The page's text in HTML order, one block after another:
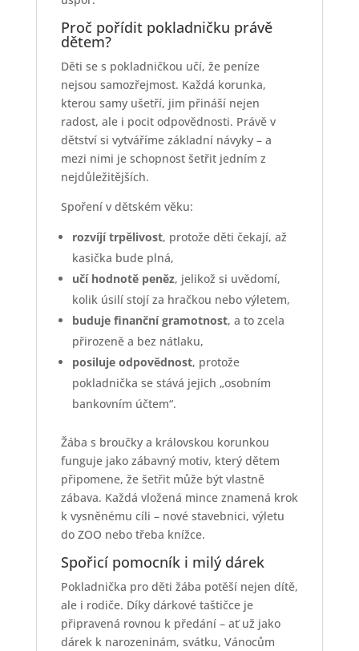
Proč pořídit pokladničku právě
dětem?
Děti se s pokladničkou učí, že peníze
nejsou samozřejmost. Každá korunka,
kterou samy ušetří, jim přináší nejen
radost, ale i pocit odpovědnosti. Právě v
dětství si vytváříme základní návyky – a
mezi nimi je schopnost šetřit jedním z
nejdůležitějších.
Spoření v dětském věku:
rozvíjí trpělivost, protože děti čekají, až
kasička bude plná,
učí hodnotě peněz, jelikož si uvědomí,
kolik úsilí stojí za hračkou nebo výletem,
buduje finanční gramotnost, a to zcela
přirozeně a bez nátlaku,
posiluje odpovědnost, protože
pokladnička se stává jejich „osobním
bankovním účtem“.
Žába s broučky a královskou korunkou
funguje jako zábavný motiv, který dětem
připomene, že šetřit může být vlastně
zábava. Každá vložená mince znamená krok
k vysněnému cíli – nové stavebnici, výletu
do ZOO nebo třeba knížce.
Spořicí pomocník i milý dárek
Pokladnička pro děti žába potěší nejen dítě,
ale i rodiče. Díky dárkové taštičce je
připravená rovnou k předání – ať už jako
dárek k narozeninám, svátku, Vánocům